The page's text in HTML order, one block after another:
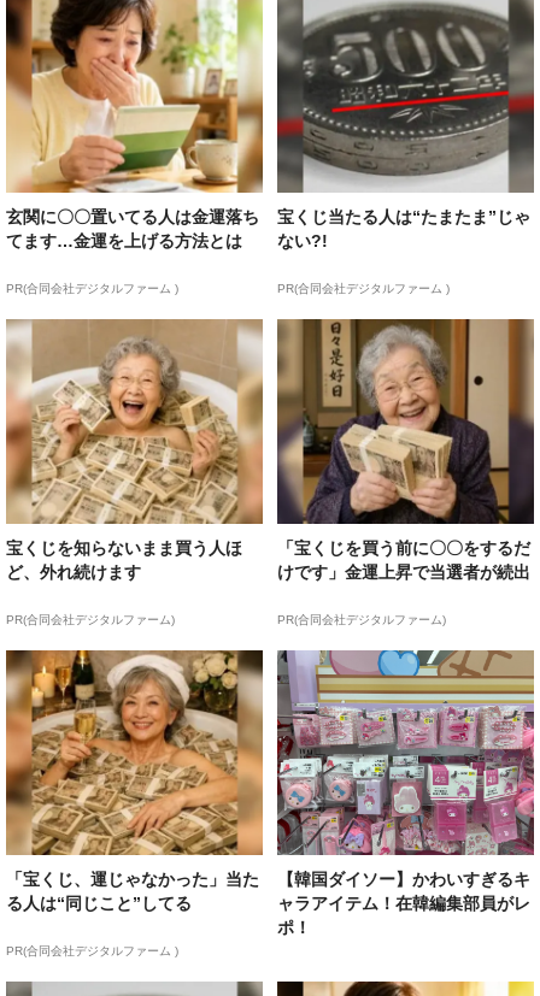
玄関に〇〇置いてる人は金運落ち
てます…金運を上げる方法とは
PR(合同会社デジタルファーム )
宝くじ当たる人は“たまたま”じゃ
ない?!
PR(合同会社デジタルファーム )
宝くじを知らないまま買う人ほ
ど、外れ続けます
PR(合同会社デジタルファーム)
「宝くじを買う前に〇〇をするだ
けです」金運上昇で当選者が続出
PR(合同会社デジタルファーム)
「宝くじ、運じゃなかった」当た
る人は“同じこと”してる
PR(合同会社デジタルファーム )
【韓国ダイソー】かわいすぎるキ
ャラアイテム！在韓編集部員がレ
ポ！